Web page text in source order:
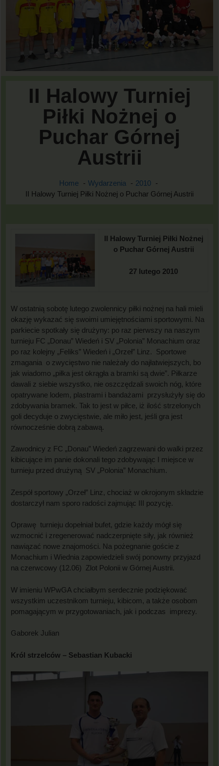
II Halowy Turniej
Piłki Nożnej o
Puchar Górnej
Austrii
Home Wydarzenia
2010
II Halowy Turniej Piłki Nożnej o Puchar Górnej Austrii
II Halowy Turniej Piłki Nożnej
o Puchar Górnej Austrii
27 lutego 2010
W ostatnią sobotę lutego zwolennicy piłki nożnej na hali mieli
okazję wykazać się swoimi umiejętnościami sportowymi. Na
parkiecie spotkały się drużyny: po raz pierwszy na naszym
turnieju FC „Donau” Wiedeń i SV „Polonia” Monachium oraz
po raz kolejny „Feliks” Wiedeń i „Orzeł” Linz. Sportowe
zmagania o zwycięstwo nie należały do najłatwiejszych, bo
jak wiadomo „piłka jest okrągła a bramki są dwie”. Piłkarze
dawali z siebie wszystko, nie oszczędzali swoich nóg, które
opatrywane lodem, plastrami i bandażami przysłużyły się do
zdobywania bramek. Tak to jest w piłce, iż ilość strzelonych
goli decyduje o zwycięstwie, ale miło jest, jeśli gra jest
równocześnie dobrą zabawą.
Zawodnicy z FC „Donau” Wiedeń zagrzewani do walki przez
kibicujące im panie dokonali tego zdobywając I miejsce w
turnieju przed drużyną SV „Polonia” Monachium.
Zespół sportowy „Orzeł” Linz, chociaż w okrojonym składzie
dostarczył nam sporo radości zajmując III pozycję.
Oprawę turnieju dopełniał bufet, gdzie każdy mógł się
wzmocnić i zregenerować nadczerpnięte siły, jak również
nawiązać nowe znajomości. Na pożegnanie goście z
Monachium i Wiednia zapowiedzieli swój ponowny przyjazd
na czerwcowy (12.06) Zlot Polonii w Górnej Austrii.
W imieniu WPwGA chciałbym serdecznie podziękować
wszystkim uczestnikom turnieju, kibicom, a także osobom
pomagającym w przygotowaniach, jak i podczas imprezy.
Gaborek Julian
Król strzelców – Sebastian Kubacki